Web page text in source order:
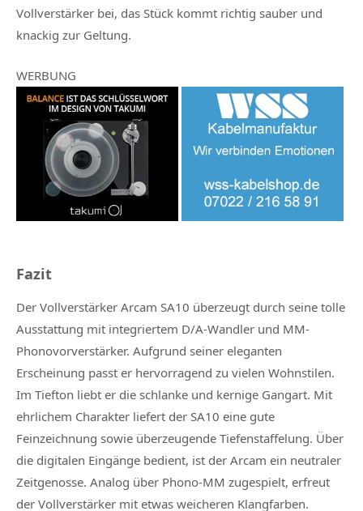
Vollverstärker bei, das Stück kommt richtig sauber und
knackig zur Geltung.
WERBUNG
Fazit
Der Vollverstärker Arcam SA10 überzeugt durch seine tolle
Ausstattung mit integriertem D/A-Wandler und MM-
Phonovorverstärker. Aufgrund seiner eleganten
Erscheinung passt er hervorragend zu vielen Wohnstilen.
Im Tiefton liebt er die schlanke und kernige Gangart. Mit
ehrlichem Charakter liefert der SA10 eine gute
Feinzeichnung sowie überzeugende Tiefenstaffelung. Über
die digitalen Eingänge bedient, ist der Arcam ein neutraler
Zeitgenosse. Analog über Phono-MM zugespielt, erfreut
der Vollverstärker mit etwas weicheren Klangfarben.